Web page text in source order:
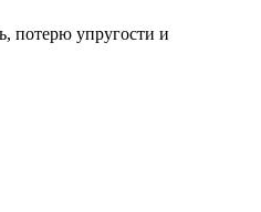
потерю упругости и